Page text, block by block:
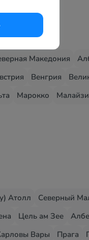
Македония
Венгрия
Марокко
Атолл Северный
Цель ам Зее
Вары Прага